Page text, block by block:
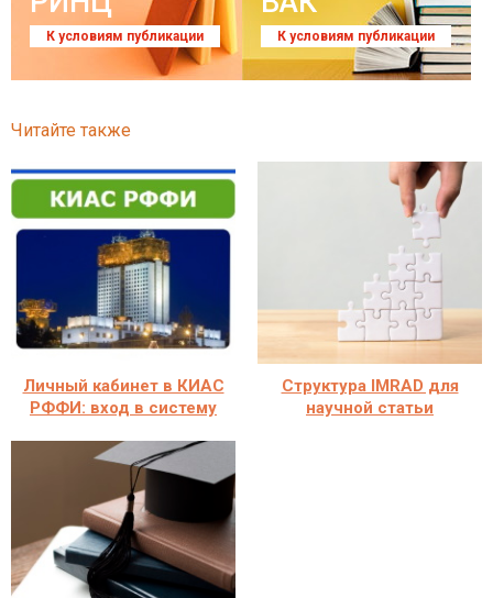
К условиям публикации К условиям публикации
Читайте также
Личный кабинет в КИАС
РФФИ: вход в систему
Структура IMRAD для
научной статьи